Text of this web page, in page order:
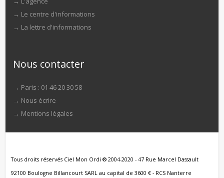
→ Le centre d'informations
→ La lettre d'informations
Nous contacter
→ Paris : 01 46 20 30 58
→ Nous écrire
→ Mentions légales
Tous droits réservés Ciel Mon Ordi ® 2004-2020 - 47 Rue Marcel Dassault
92100 Boulogne Billancourt SARL au capital de 3600 € - RCS Nanterre